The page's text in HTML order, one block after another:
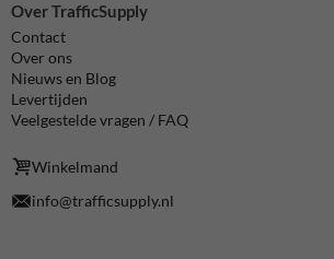
Over TrafficSupply
Contact
Over ons
Nieuws en Blog
Levertijden
Veelgestelde vragen / FAQ
Winkelmand
info@trafficsupply.nl